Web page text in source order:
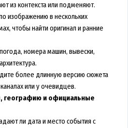
из контекста или подменяют.
изображению в нескольких
чтобы найти оригинал и ранние
номера машин, вывески,
более длинную версию сюжета
или у очевидцев.
географию и официальные
ли дата и место события с